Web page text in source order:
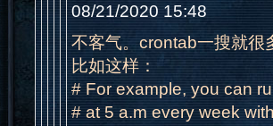
08/21/2020 15:48
不客气。crontab一搜就很
比如这样：
# For example, you can
# at 5 a.m every week